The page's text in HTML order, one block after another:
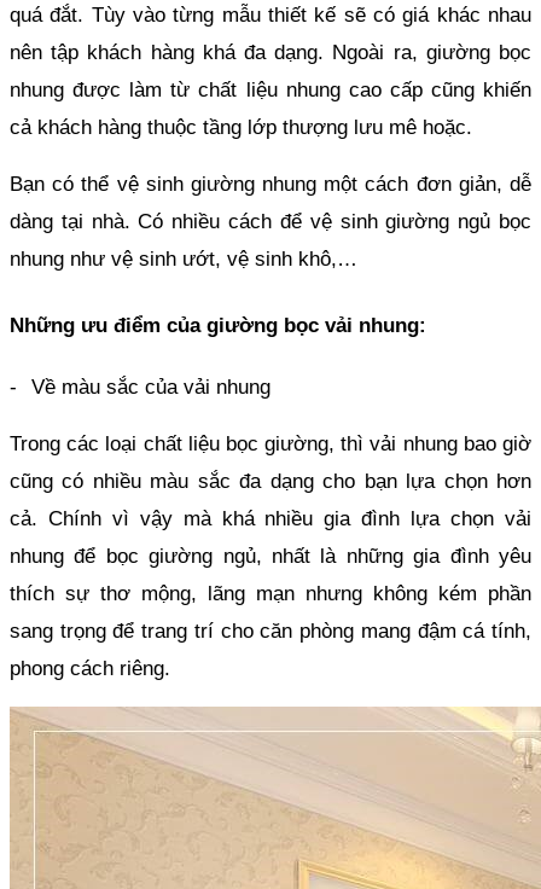
quá đắt. Tùy vào từng mẫu thiết kế sẽ có giá khác nhau
nên tập khách hàng khá đa dạng. Ngoài ra, giường bọc
nhung được làm từ chất liệu nhung cao cấp cũng khiến
cả khách hàng thuộc tầng lớp thượng lưu mê hoặc.
Bạn có thể vệ sinh giường nhung một cách đơn giản, dễ
dàng tại nhà. Có nhiều cách để vệ sinh giường ngủ bọc
nhung như vệ sinh ướt, vệ sinh khô,…
Những ưu điểm của giường bọc vải nhung:
- Về màu sắc của vải nhung
Trong các loại chất liệu bọc giường, thì vải nhung bao giờ
cũng có nhiều màu sắc đa dạng cho bạn lựa chọn hơn
cả. Chính vì vậy mà khá nhiều gia đình lựa chọn vải
nhung để bọc giường ngủ, nhất là những gia đình yêu
thích sự thơ mộng, lãng mạn nhưng không kém phần
sang trọng để trang trí cho căn phòng mang đậm cá tính,
phong cách riêng.